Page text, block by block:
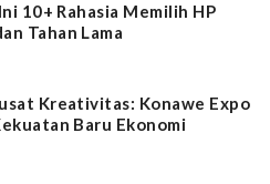
10+ Rahasia Memilih HP
Tahan Lama
Kreativitas: Konawe Expo
Baru Ekonomi